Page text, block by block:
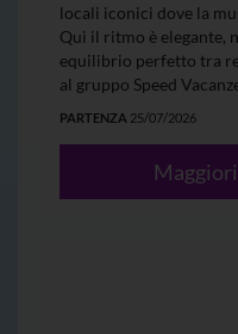
locali iconici dove la
Qui il ritmo è elegante,
equilibrio perfetto tra
al gruppo Speed
PARTENZA 25/07/2026